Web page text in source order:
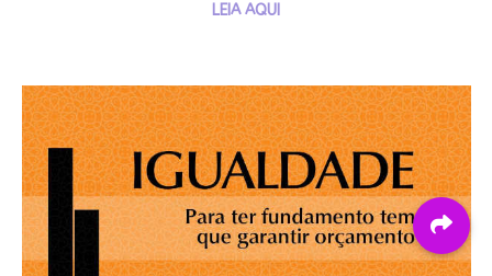
LEIA AQUI